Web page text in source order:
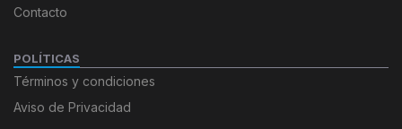
Contacto
POLÍTICAS
Términos y condiciones
Aviso de Privacidad